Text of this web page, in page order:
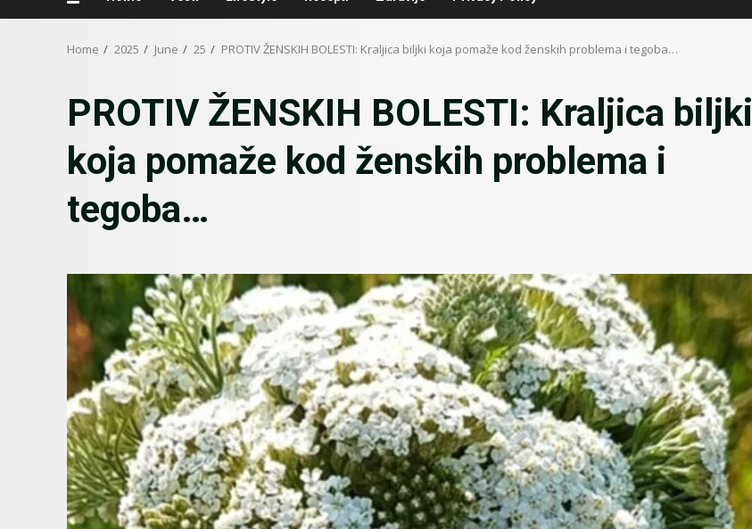
Home 2025 June 25 PROTIV ŽENSKIH BOLESTI: Kraljica biljki koja pomaže kod ženskih problema i tegoba…
PROTIV ŽENSKIH BOLESTI: Kraljica biljki
koja pomaže kod ženskih problema i
tegoba…